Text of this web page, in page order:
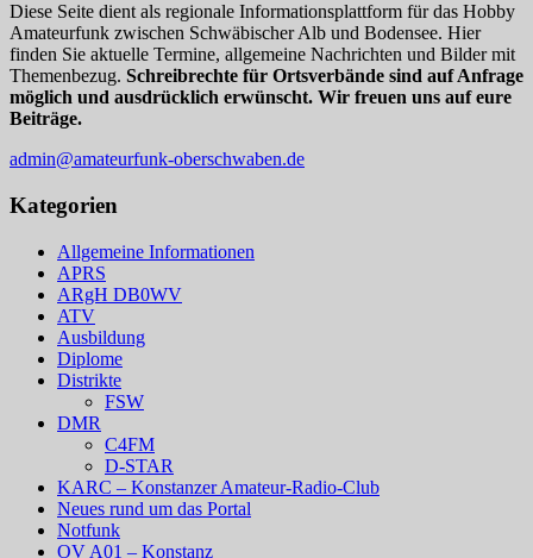
Diese Seite dient als regionale Informationsplattform für das Hobby
Amateurfunk zwischen Schwäbischer Alb und Bodensee. Hier
finden Sie aktuelle Termine, allgemeine Nachrichten und Bilder mit
Themenbezug. Schreibrechte für Ortsverbände sind auf Anfrage
möglich und ausdrücklich erwünscht. Wir freuen uns auf eure
Beiträge.
admin@amateurfunk-oberschwaben.de
Kategorien
Allgemeine Informationen
APRS
ARgH DB0WV
ATV
Ausbildung
Diplome
Distrikte
FSW
DMR
C4FM
D-STAR
KARC – Konstanzer Amateur-Radio-Club
Neues rund um das Portal
Notfunk
OV A01 – Konstanz